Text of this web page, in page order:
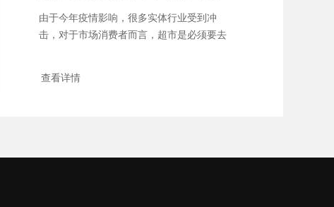
由于今年疫情影响，很多实体行业受到冲
击，对于市场消费者而言，超市是必须要去
查看详情